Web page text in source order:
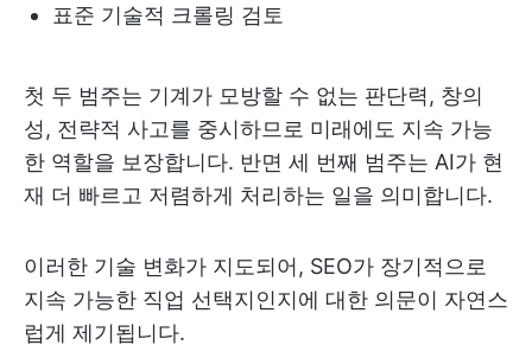
표준 기술적 크롤링 검토
첫 두 범주는 기계가 모방할 수 없는 판단력, 창의
성, 전략적 사고를 중시하므로 미래에도 지속 가능
한 역할을 보장합니다. 반면 세 번째 범주는 AI가 현
재 더 빠르고 저렴하게 처리하는 일을 의미합니다.
이러한 기술 변화가 지도되어, SEO가 장기적으로
지속 가능한 직업 선택지인지에 대한 의문이 자연스
럽게 제기됩니다.